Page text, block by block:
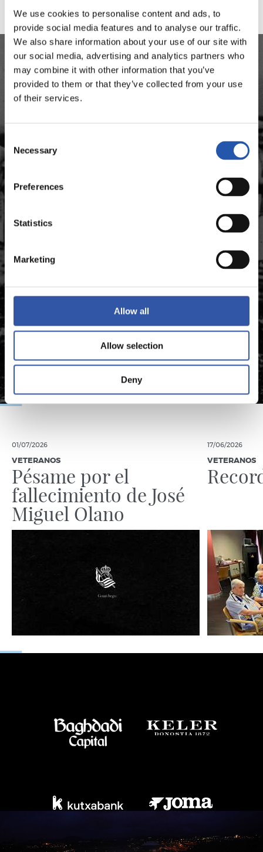
We use cookies to personalise content and ads, to
provide social media features and to analyse our traffic.
We also share information about your use of our site with
our social media, advertising and analytics partners who
may combine it with other information that you’ve
provided to them or that they’ve collected from your use
of their services.
Selection
Necessary
Preferences
Statistics
Marketing
Allow all
Allow selection
Deny
ARCHIVO HISTÓRICO
club o los datos de todos los entrenadores de la
¡SOLO PARA USUARIOS
en nuestra web.
Regístrate haciendo clic en el
contenido exclusivo para ti.
01/07/2026
VETERANOS
Pésame por el
fallecimiento de José
Miguel Olano
17/06/2026
VETERANOS